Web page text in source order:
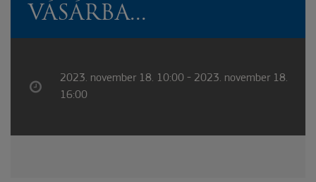
VÁSÁRBA...
2023. november 18. 10:00 - 2023. november 18.
16:00